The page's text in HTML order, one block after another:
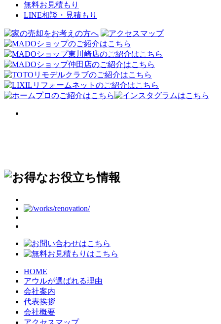
無料お見積もり
LINE相談・見積もり
HOME
アウルが選ばれる理由
会社案内
代表挨拶
会社概要
アクセスマップ